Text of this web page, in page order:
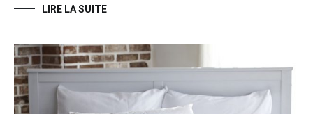
LIRE LA SUITE